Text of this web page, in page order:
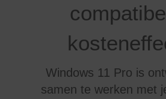
Windows 11 Pro is
samen te werken met